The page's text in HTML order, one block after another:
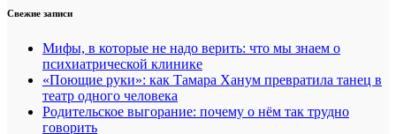
Свежие записи
Мифы, в которые не надо верить: что мы знаем о
психиатрической клинике
«Поющие руки»: как Тамара Ханум превратила танец в
театр одного человека
Родительское выгорание: почему о нём так трудно
говорить